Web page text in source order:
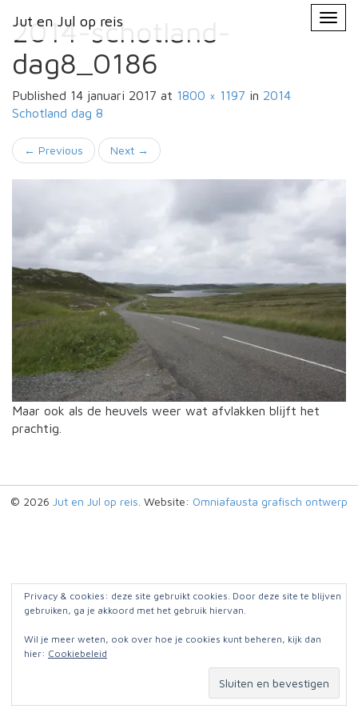
Jut en Jul op reis
Primary
Menu
Jut en Jul op reis
2014-schotland-
dag8_0186
Published 14 januari 2017 at 1800 × 1197 in 2014
Schotland dag 8
← Previous Next →
Maar ook als de heuvels weer wat afvlakken blijft het
prachtig.
© 2026 Jut en Jul op reis . Website: Omniafausta grafisch ontwerp
Privacy & cookies: deze site gebruikt cookies. Door deze site te blijven
gebruiken, ga je akkoord met het gebruik hiervan.
Wil je meer weten, ook over hoe je cookies kunt beheren, kijk dan
hier: Cookiebeleid